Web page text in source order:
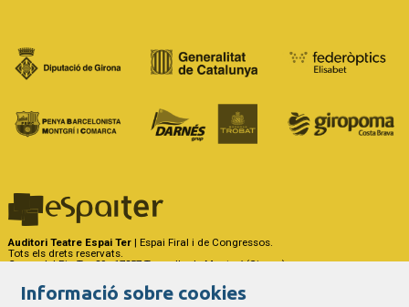
Auditori Teatre Espai Ter | Espai Firal i de Congressos.
Tots els drets reservats.
Carrer del Riu Ter, 29 - 17257 Torroella de Montgrí (Girona)
Informació sobre cookies